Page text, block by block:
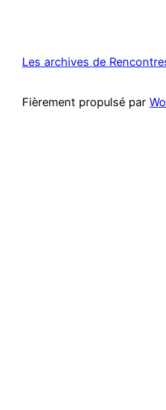
Les archives de
Fièrement propulsé par